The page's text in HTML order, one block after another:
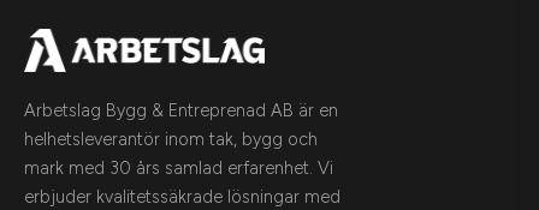
Arbetslag Bygg & Entreprenad AB är en
helhetsleverantör inom tak, bygg och
mark med 30 års samlad erfarenhet. Vi
erbjuder kvalitetssäkrade lösningar med